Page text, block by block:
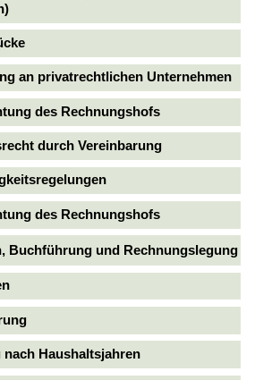
an privatrechtlichen Unternehmen
des Rechnungshofs
durch Vereinbarung
des Rechnungshofs
Buchführung und Rechnungslegung
nach Haushaltsjahren